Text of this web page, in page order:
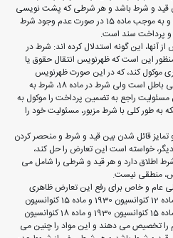
باید بدون قید و شرط باشد و هر شرطی که پشت نویسی
را مقیر کند، کان لم یکم تلقی می شود و به موجب ماده 15 در صورت عدم وجود شرط
پرداخت سند است.
آنها، این گونه استدلال کرده اند: شرط در
منظور این است که ظهرنویس انتقال حقوق یا
موکول کند، که در این صورت ظهرنویس
مشروط و مطابق این ماده چنین شرطی باطل است ولی شرط در ماده 18، شرط به
راجع به تضمین پرداخت را موکول به
به طور کلی با شرط مزبور، مسئولیت خود را
تمایز قائل شدن بین قید و شرط و منحصر کردن
خواسته است این تعارض را حل کند،
اطلاق دارد و هر قید و شرطی را شامل می
منطقی نیست.
عام و خاص برای رفع این تعارض ظاهری
مواد، با اصول حقوقی سازگارتر است. ماده 12 کنوانسیون 1930 و ماده 15 کنوانسیون
1931 ژنو، هر دو عام مقدم هستند و ماده 15 کنوانسیون 1930 و ماده 18 کنوانسیون
را تخصیص می دهند و این مواد را چنین می